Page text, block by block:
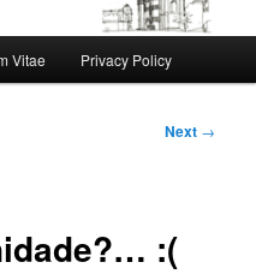
Vitae Privacy Policy
Next →
:(